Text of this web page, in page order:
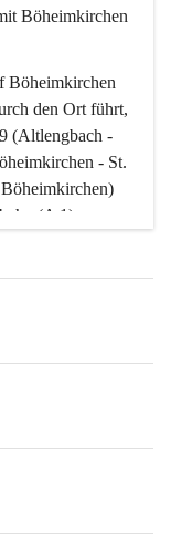
Böheimkirchen
Böheimkirchen
den Ort führt,
(Altlengbach -
- St.
(A 1).
Wien sowie
hatten
des
ihre
bedeutendste
durch
ein. Gefördert